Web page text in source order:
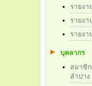
รายงา
รายงา
รายงา
บุคลากร
สมาชิ
ลำปาง